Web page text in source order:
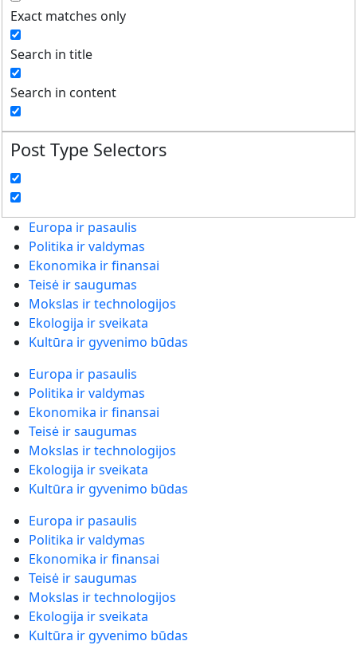
Exact matches only
Search in title
Search in content
Post Type Selectors
Europa ir pasaulis
Politika ir valdymas
Ekonomika ir finansai
Teisė ir saugumas
Mokslas ir technologijos
Ekologija ir sveikata
Kultūra ir gyvenimo būdas
Europa ir pasaulis
Politika ir valdymas
Ekonomika ir finansai
Teisė ir saugumas
Mokslas ir technologijos
Ekologija ir sveikata
Kultūra ir gyvenimo būdas
Europa ir pasaulis
Politika ir valdymas
Ekonomika ir finansai
Teisė ir saugumas
Mokslas ir technologijos
Ekologija ir sveikata
Kultūra ir gyvenimo būdas